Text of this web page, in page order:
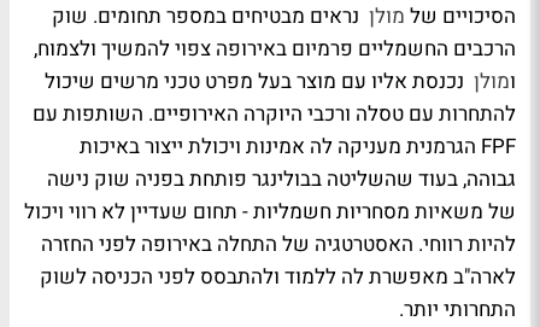
הסיכויים של מולן נראים מבטיחים במספר תחומים. שוק
הרכבים החשמליים פרמיום באירופה צפוי להמשיך ולצמוח,
ומולן נכנסת אליו עם מוצר בעל מפרט טכני מרשים שיכול
להתחרות עם טסלה ורכבי היוקרה האירופיים. השותפות עם
FPF הגרמנית מעניקה לה אמינות ויכולת ייצור באיכות
גבוהה, בעוד שהשליטה בבולינגר פותחת בפניה שוק נישה
של משאיות מסחריות חשמליות - תחום שעדיין לא רווי ויכול
להיות רווחי. האסטרטגיה של התחלה באירופה לפני החזרה
לארה"ב מאפשרת לה ללמוד ולהתבסס לפני הכניסה לשוק
התחרותי יותר.